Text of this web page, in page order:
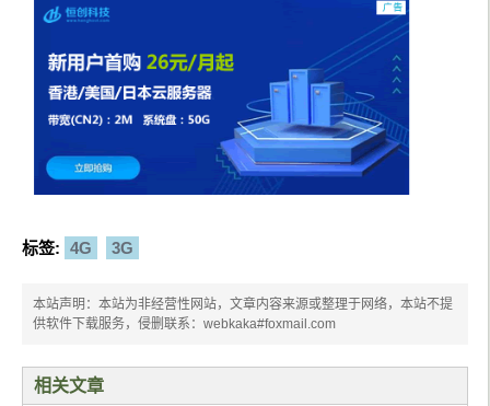
标签: 4G 3G
本站声明：本站为非经营性网站，文章内容来源或整理于网络，本站不提
供软件下载服务，侵删联系：webkaka#foxmail.com
相关文章